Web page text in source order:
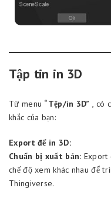
Tập tin in 3D
Từ menu “Tệp/in 3D” , có
khắc của bạn:
Export để in 3D:
Chuẩn bị xuất bản: Export
chế độ xem khác nhau để
Thingiverse.